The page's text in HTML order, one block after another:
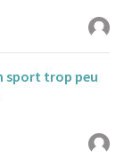
sport trop peu